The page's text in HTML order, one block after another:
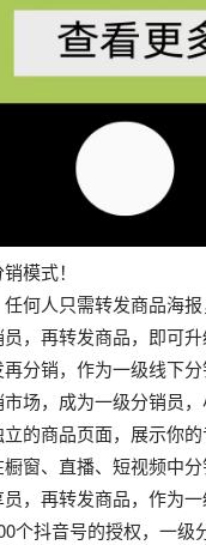
模式！
何人只需转发商品海
，再转发商品，即可
分销，作为一级线下
场，成为一级分销员
的商品页面，展示你
窗、直播、短视频中
，再转发商品，作为
个抖音号的授权，一级